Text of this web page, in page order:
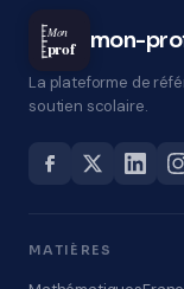
Mon
prof mon-
La plateforme de
soutien scolaire.
MATIÈRES